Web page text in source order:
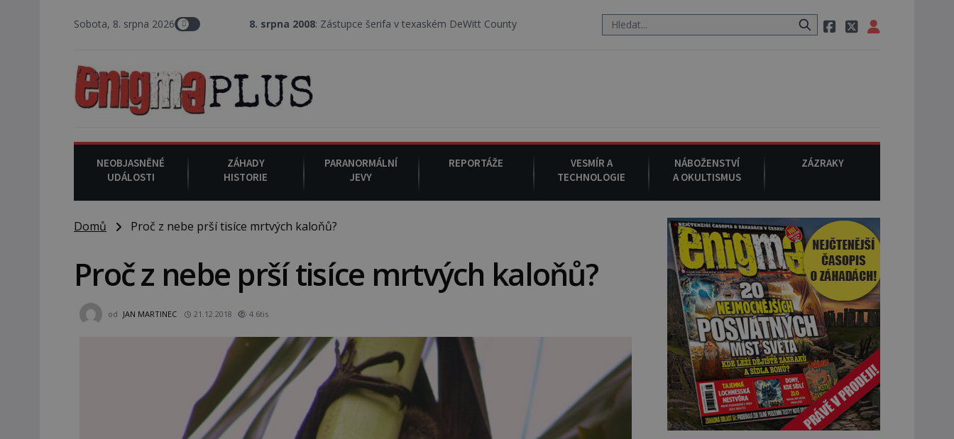
Sobota, 8. srpna 20268. srpna 2008 : Zástupce šerifa v texaském DeWitt County pořizuje video, na kterém před jeho vozem po cestě utíká zvláštní psovitá šelma, údajně bájná čupakabra.
NEOBJASNĚNÉ
UDÁLOSTI
ZÁHADY
HISTORIE
PARANORMÁLNÍ
JEVY
REPORTÁŽE
VESMÍR A
TECHNOLOGIE
NÁBOŽENSTVÍ
A OKULTISMUS
ZÁZRAKY
Domů Proč z nebe prší tisíce mrtvých kaloňů?
Proč z nebe prší tisíce mrtvých kaloňů?
od JAN MARTINEC 21.12.2018 4.6tis